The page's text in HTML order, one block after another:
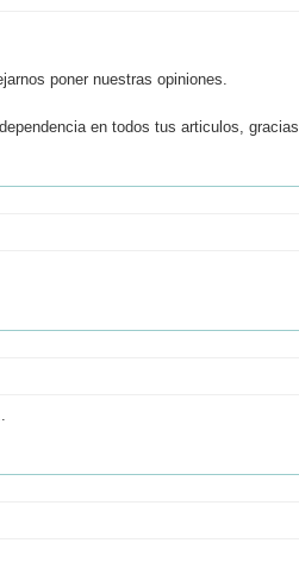
poner nuestras opiniones.
en todos tus articulos, gracias.